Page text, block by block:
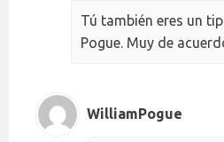
Tú también eres un
Pogue. Muy de
WilliamPogue